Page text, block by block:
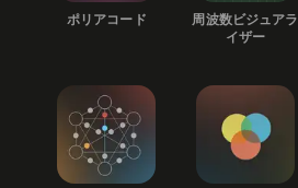
ポリアコード
周波数ビジュアラ
イザー